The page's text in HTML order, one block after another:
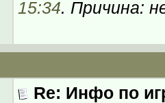
15:34. Причина:
Re: Инфо по